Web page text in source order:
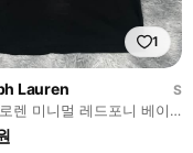
1
Lauren
S
렌 미니멀 레드포니 베이
츠 y 6645